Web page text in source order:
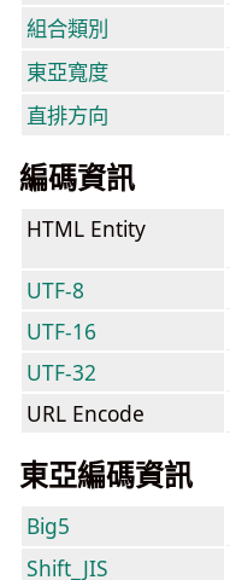
組合類別
東亞寬度
直排方向
編碼資訊
HTML Entity
UTF-8
UTF-16
UTF-32
URL Encode
東亞編碼資訊
Big5
Shift_JIS